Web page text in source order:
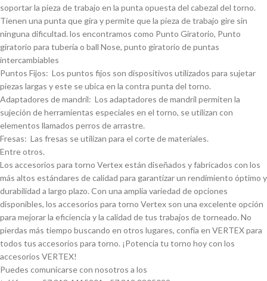
soportar la pieza de trabajo en la punta opuesta del cabezal del torno.
Tienen una punta que gira y permite que la pieza de trabajo gire sin
ninguna dificultad. los encontramos como Punto Giratorio, Punto
giratorio para tuberí­a o ball Nose, punto giratorio de puntas
intercambiables
Puntos Fijos: Los puntos fijos son dispositivos utilizados para sujetar
piezas largas y este se ubica en la contra punta del torno.
Adaptadores de mandril: Los adaptadores de mandril permiten la
sujeción de herramientas especiales en el torno, se utilizan con
elementos llamados perros de arrastre.
Fresas: Las fresas se utilizan para el corte de materiales.
Entre otros.
Los accesorios para torno Vertex están diseñados y fabricados con los
más altos estándares de calidad para garantizar un rendimiento óptimo y
durabilidad a largo plazo. Con una amplia variedad de opciones
disponibles, los accesorios para torno Vertex son una excelente opción
para mejorar la eficiencia y la calidad de tus trabajos de torneado. No
pierdas más tiempo buscando en otros lugares, confí­a en VERTEX para
todos tus accesorios para torno. ¡Potencia tu torno hoy con los
accesorios VERTEX!
Puedes comunicarse con nosotros a los